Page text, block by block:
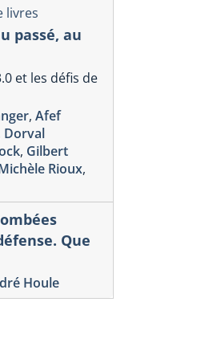
livres
passé, au
et les défis de
, Afef
Dorval
, Gilbert
Rioux,
Que
Houle